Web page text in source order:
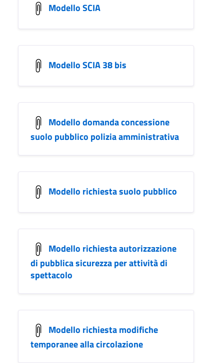
Modello SCIA
Modello SCIA 38 bis
Modello domanda concessione
suolo pubblico polizia amministrativa
Modello richiesta suolo pubblico
Modello richiesta autorizzazione
di pubblica sicurezza per attività di
spettacolo
Modello richiesta modifiche
temporanee alla circolazione